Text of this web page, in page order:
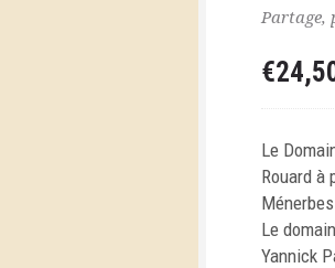
Partage,
€
Le
Rouard à
Le
Yannick